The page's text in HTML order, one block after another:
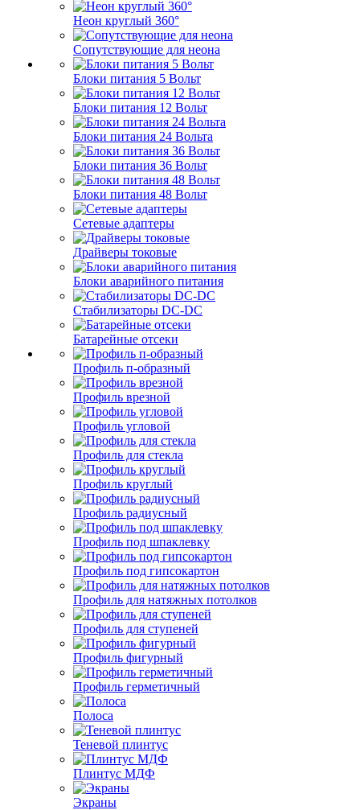
Неон круглый 360°
Сопутствующие для неона
Блоки питания 5 Вольт
Блоки питания 12 Вольт
Блоки питания 24 Вольта
Блоки питания 36 Вольт
Блоки питания 48 Вольт
Сетевые адаптеры
Драйверы токовые
Блоки аварийного питания
Стабилизаторы DC-DC
Батарейные отсеки
Профиль п-образный
Профиль врезной
Профиль угловой
Профиль для стекла
Профиль круглый
Профиль радиусный
Профиль под шпаклевку
Профиль под гипсокартон
Профиль для натяжных потолков
Профиль для ступеней
Профиль фигурный
Профиль герметичный
Полоса
Теневой плинтус
Плинтус МДФ
Экраны